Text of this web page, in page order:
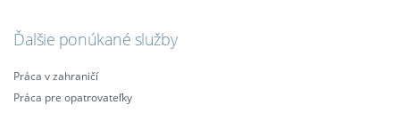
Ďalšie ponúkané služby
Práca v zahraničí
Práca pre opatrovateľky